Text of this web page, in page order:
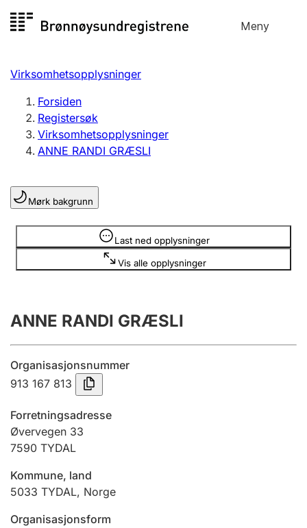
til
Meny
Registersøk
Aksjeselskap
Enkeltpersonforetak
Registrere, endre, slette
Lag og forening
Registrere, endre, slette
Innsending og forsinkelsesgebyr
Tinglysing
Jeger
Ektepaktveileder
Virksomhetsopplysninger
Forsiden
Registersøk
Virksomhetsopplysninger
ANNE RANDI GRÆSLI
Mørk bakgrunn
Last ned opplysninger
Vis alle opplysninger
Opplysninger er skjult
ANNE RANDI GRÆSLI
Organisasjonsnummer
913 167 813
Forretningsadresse
Øvervegen 33
7590 TYDAL
Kommune, land
5033 TYDAL, Norge
Organisasjonsform